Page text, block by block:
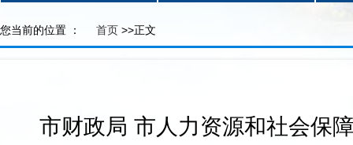
您当前的位置 ： 首页 >>正文
市财政局 市人力资源和社会保